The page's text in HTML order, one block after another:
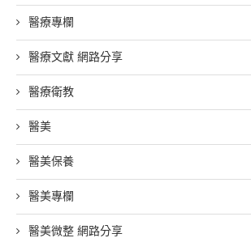
醫療專欄
醫療文獻 網路分享
醫療衛教
醫美
醫美保養
醫美專欄
醫美微整 網路分享